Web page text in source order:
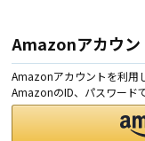
Amazonアカウン
Amazonアカウントを利用
AmazonのID、パスワード